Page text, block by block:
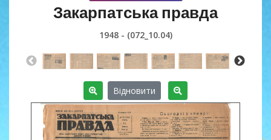
Закарпатська правда
1948 - (072_10.04)
Відновити